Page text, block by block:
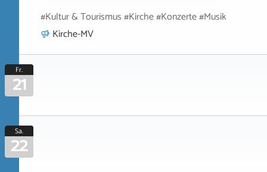
#Kultur & Tourismus #Kirche #Konzerte #Musik
Kirche-MV
Fr.
21
Sa.
22